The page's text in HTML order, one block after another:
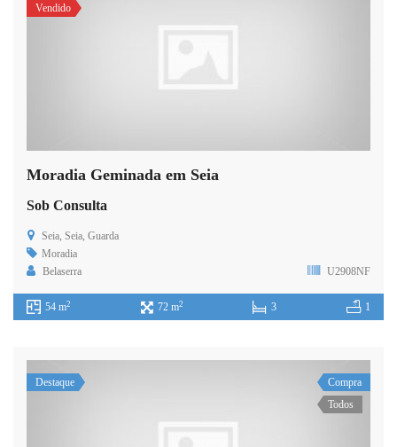
Vendido
Moradia Geminada em Seia
Sob Consulta
Seia, Seia, Guarda
Moradia
Belaserra
U2908NF
54 m2 72 m2 3 1
Destaque
Compra
Todos